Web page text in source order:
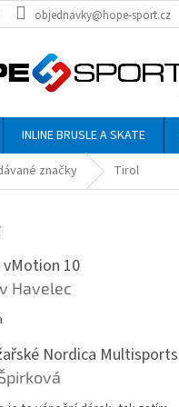
objednavky@hope-sport.cz
INLINE BRUSLE A SKATE
značky Tirol
vMotion 10
je 5 z 5 hvězdiček.
Havelec
je 5 z 5 hvězdiček.